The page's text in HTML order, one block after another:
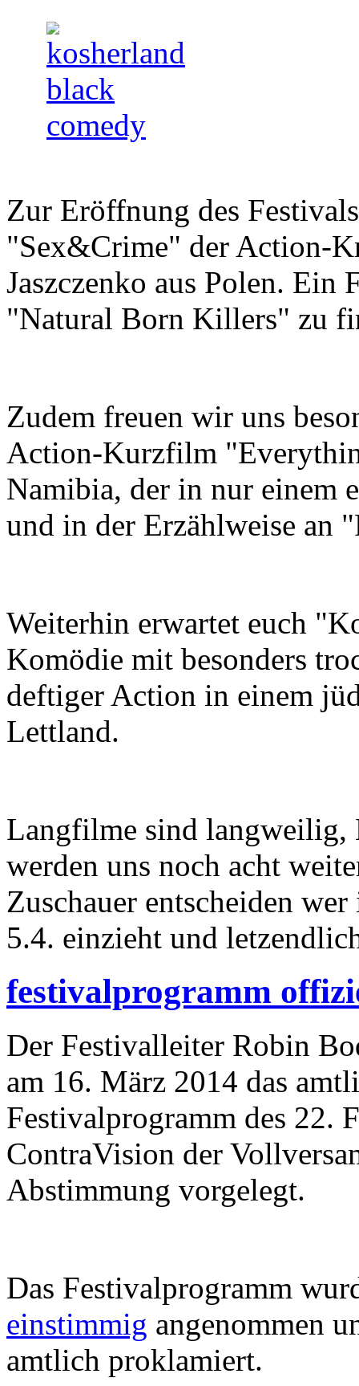
Zur Eröffnung des
"Sex&Crime" der Action-
Jaszczenko aus Polen. Ein
"Natural Born Killers" zu
Zudem freuen wir uns
Action-Kurzfilm
Namibia, der in nur einem
und in der Erzählweise an
Weiterhin erwartet euch
Komödie mit besonders
deftiger Action in einem
Lettland.
Langfilme sind
werden uns noch acht
Zuschauer entscheiden
5.4. einzieht und
festivalprogramm
Der Festivalleiter Robin
am 16. März 2014 das
Festivalprogramm des 22.
ContraVision der
Abstimmung vorgelegt.
Das Festivalprogramm
einstimmig angenommen
amtlich proklamiert.